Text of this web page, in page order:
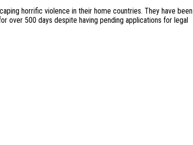
horrific violence in their home countries. They have been
over 500 days despite having pending applications for legal